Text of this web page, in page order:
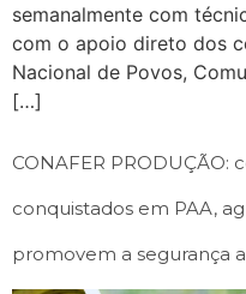
semanalmente com
com o apoio direto dos
Nacional de Povos,
[…]
CONAFER PRODUÇÃO:
conquistados em PAA,
promovem a segurança